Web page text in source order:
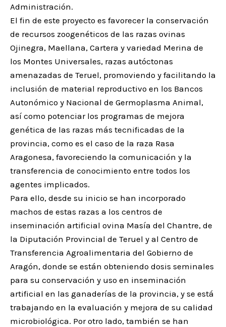
Administración.
El fin de este proyecto es favorecer la conservación
de recursos zoogenéticos de las razas ovinas
Ojinegra, Maellana, Cartera y variedad Merina de
los Montes Universales, razas autóctonas
amenazadas de Teruel, promoviendo y facilitando la
inclusión de material reproductivo en los Bancos
Autonómico y Nacional de Germoplasma Animal,
así como potenciar los programas de mejora
genética de las razas más tecnificadas de la
provincia, como es el caso de la raza Rasa
Aragonesa, favoreciendo la comunicación y la
transferencia de conocimiento entre todos los
agentes implicados.
Para ello, desde su inicio se han incorporado
machos de estas razas a los centros de
inseminación artificial ovina Masía del Chantre, de
la Diputación Provincial de Teruel y al Centro de
Transferencia Agroalimentaria del Gobierno de
Aragón, donde se están obteniendo dosis seminales
para su conservación y uso en inseminación
artificial en las ganaderías de la provincia, y se está
trabajando en la evaluación y mejora de su calidad
microbiológica. Por otro lado, también se han